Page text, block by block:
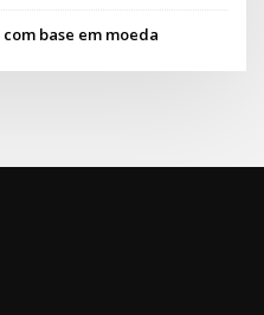
base em moeda